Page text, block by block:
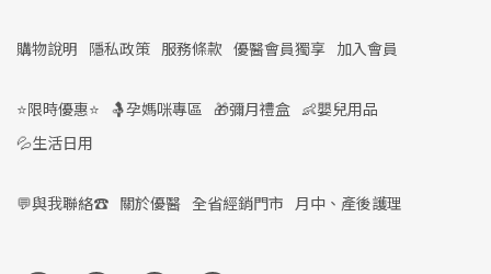
購物說明 隱私政策 服務條款 優醫會員獨享 加入會員
⭐限時優惠⭐ 🤱孕媽咪專區 🎁彌月禮盒 👶嬰兒用品
💦生活日用
💬與我聯絡☎️ 關於優醫 全省經銷門市 月中、產後護理